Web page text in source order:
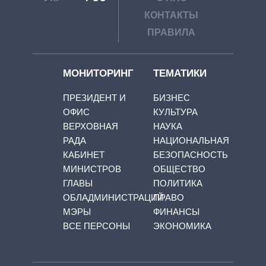
КОНТАКТЫ
ПРАВИЛА
МОНИТОРИНГ
ПРЕЗИДЕНТ И
ОФИС
ВЕРХОВНАЯ
РАДА
КАБИНЕТ
МИНИСТРОВ
ГЛАВЫ
ОБЛАДМИНИСТРАЦИЙ
МЭРЫ
ВСЕ ПЕРСОНЫ
ТЕМАТИКИ
БИЗНЕС
КУЛЬТУРА
НАУКА
НАЦИОНАЛЬНАЯ
БЕЗОПАСНОСТЬ
ОБЩЕСТВО
ПОЛИТИКА
ПРАВО
ФИНАНСЫ
ЭКОНОМИКА